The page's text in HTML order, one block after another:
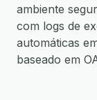
ambiente
com logs de
automáticas
baseado em